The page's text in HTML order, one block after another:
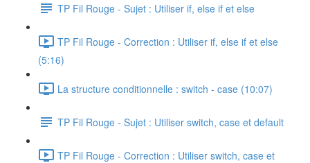
TP Fil Rouge - Sujet : Utiliser if, else if et else
TP Fil Rouge - Correction : Utiliser if, else if et else
(5:16)
La structure conditionnelle : switch - case (10:07)
TP Fil Rouge - Sujet : Utiliser switch, case et default
TP Fil Rouge - Correction : Utiliser switch, case et